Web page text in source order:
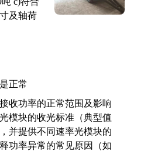
及轴荷
正常
收功率的正常范围及影响
模块的收光标准（典型值
并提供不同速率光模块的
功率异常的常见原因（如